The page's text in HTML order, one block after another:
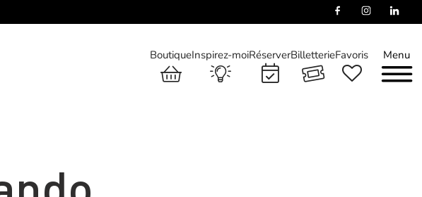
Menu
BoutiqueInspirez-moiRéserverBilletterieFavoris